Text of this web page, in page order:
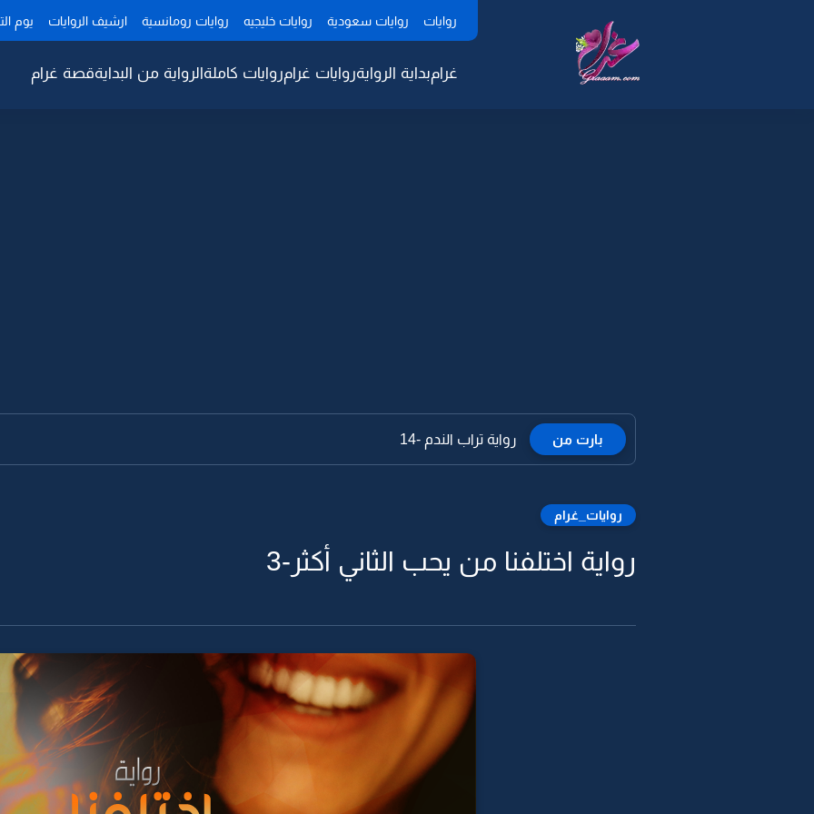
روايات روايات سعودية روايات خليجيه روايات رومانسية ارشيف الروايات يوم
غرامبداية الروايةروايات غرامروايات كاملةالرواية من البدايةقصة غرام
بارت من رواية تراب الندم -14
روايات_غرام
رواية اختلفنا من يحب الثاني أكثر-3